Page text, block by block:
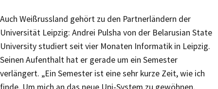
Auch Weißrussland gehört zu den Partnerländern der
Universität Leipzig: Andrei Pulsha von der Belarusian State
University studiert seit vier Monaten Informatik in Leipzig.
Seinen Aufenthalt hat er gerade um ein Semester
verlängert. „Ein Semester ist eine sehr kurze Zeit, wie ich
finde. Um mich an das neue Uni-System zu gewöhnen,